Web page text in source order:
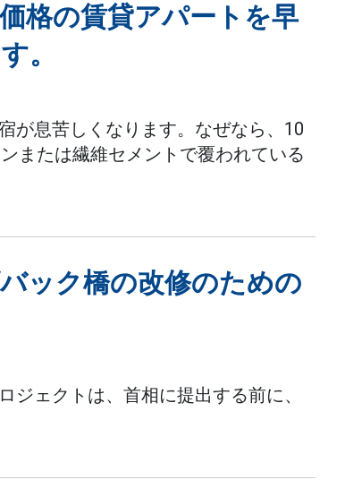
格の賃貸アパートを早
。
が息苦しくなります。なぜなら、10
または繊維セメントで覆われている
ック橋の改修のための
ジェクトは、首相に提出する前に、